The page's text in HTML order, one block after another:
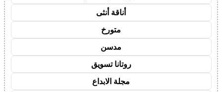
أناقة أنثى
متورخ
مدسن
روتانا تسويق
مجلة الابداع